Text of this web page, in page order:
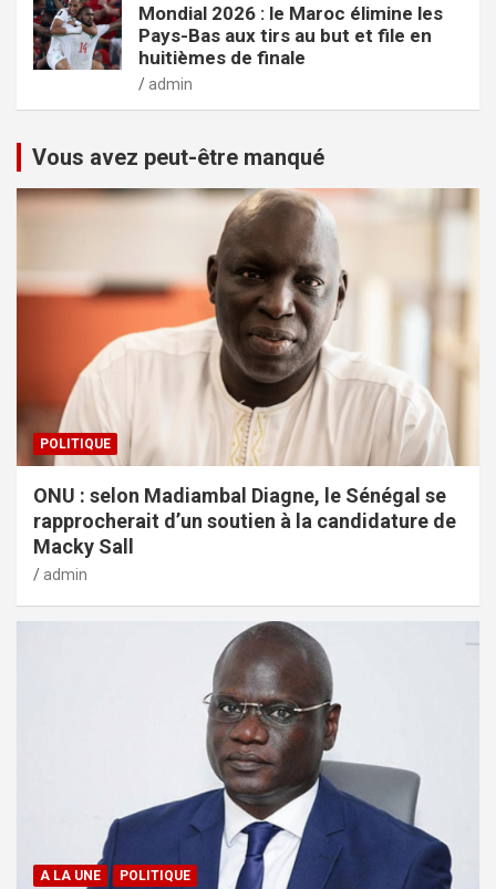
Mondial 2026 : le Maroc élimine les
Pays-Bas aux tirs au but et file en
huitièmes de finale
admin
Vous avez peut-être manqué
POLITIQUE
ONU : selon Madiambal Diagne, le Sénégal se
rapprocherait d’un soutien à la candidature de
Macky Sall
admin
A LA UNE POLITIQUE